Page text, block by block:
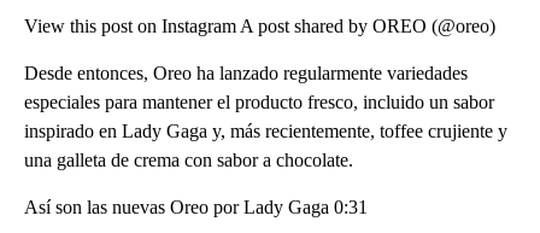
View this post on Instagram A post shared by OREO (@oreo)
Desde entonces, Oreo ha lanzado regularmente variedades
especiales para mantener el producto fresco, incluido un sabor
inspirado en Lady Gaga y, más recientemente, toffee crujiente y
una galleta de crema con sabor a chocolate.
Así son las nuevas Oreo por Lady Gaga 0:31